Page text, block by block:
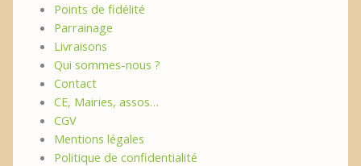
Points de fidélité
Parrainage
Livraisons
Qui sommes-nous ?
Contact
CE, Mairies, assos…
CGV
Mentions légales
Politique de confidentialité